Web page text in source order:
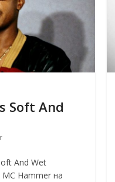
Soft And
And Wet
Hammer на